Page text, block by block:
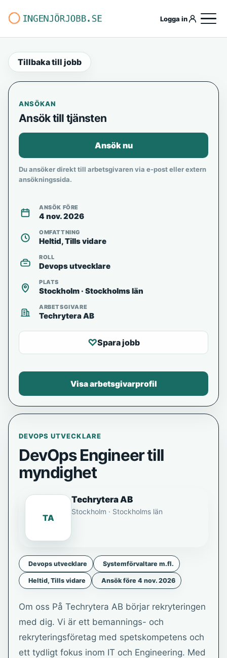
Logga in
Tillbaka till jobb
DEVOPS UTVECKLARE
DevOps Engineer till
myndighet
TA
Techrytera AB
Stockholm · Stockholms län
Devops utvecklare Systemförvaltare m.fl.
Heltid, Tills vidare Ansök före 4 nov. 2026
Om oss På Techrytera AB börjar rekryteringen
med dig. Vi är ett bemannings- och
rekryteringsföretag med spetskompetens och
ett tydligt fokus inom IT och Engineering. Med
ANSÖKAN
Ansök till tjänsten
Ansök nu
Du ansöker direkt till arbetsgivaren via e-post eller extern
ansökningssida.
ANSÖK FÖRE
4 nov. 2026
OMFATTNING
Heltid, Tills vidare
ROLL
Devops utvecklare
PLATS
Stockholm · Stockholms län
ARBETSGIVARE
Techrytera AB
♡Spara jobb
Visa arbetsgivarprofil